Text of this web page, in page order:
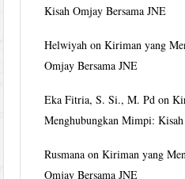
Kisah Omjay Bersama JNE
Helwiyah onKiriman yang
Omjay Bersama JNE
Eka Fitria, S. Si., M. Pd on
Menghubungkan Mimpi:
Rusmana onKiriman yang
Omjay Bersama JNE